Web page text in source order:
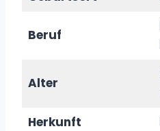
Beruf
Alter
Herkunft